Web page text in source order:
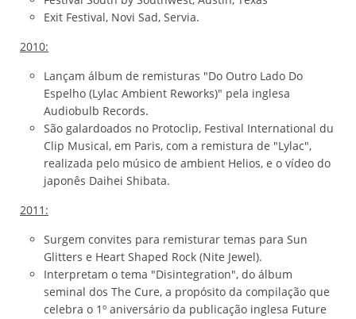
Exit Festival, Novi Sad, Servia.
2010:
Lançam álbum de remisturas "Do Outro Lado Do
Espelho (Lylac Ambient Reworks)" pela inglesa
Audiobulb Records.
São galardoados no Protoclip, Festival International du
Clip Musical, em Paris, com a remistura de "Lylac",
realizada pelo músico de ambient Helios, e o vídeo do
japonês Daihei Shibata.
2011:
Surgem convites para remisturar temas para Sun
Glitters e Heart Shaped Rock (Nite Jewel).
Interpretam o tema "Disintegration", do álbum
seminal dos The Cure, a propósito da compilação que
celebra o 1º aniversário da publicação inglesa Future